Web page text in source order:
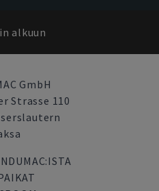
alkuun
GmbH
Strasse 110